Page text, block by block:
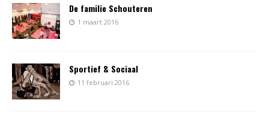
De familie Schouteren
1 maart 2016
Sportief & Sociaal
11 februari 2016